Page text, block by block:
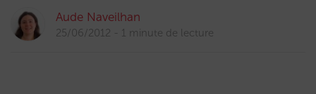
Aude Naveilhan
25/06/2012 1 minute de lecture